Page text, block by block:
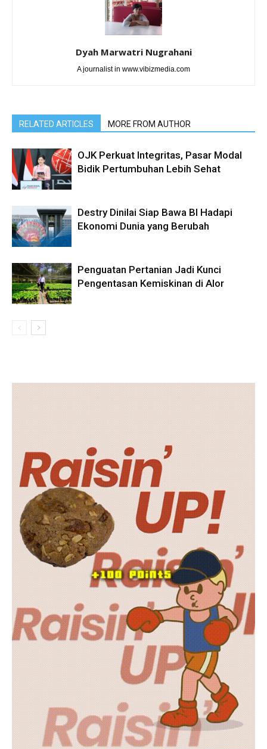
Dyah Marwatri Nugrahani
A journalist in www.vibizmedia.com
RELATED ARTICLES MORE FROM AUTHOR
OJK Perkuat Integritas, Pasar Modal
Bidik Pertumbuhan Lebih Sehat
Destry Dinilai Siap Bawa BI Hadapi
Ekonomi Dunia yang Berubah
Penguatan Pertanian Jadi Kunci
Pengentasan Kemiskinan di Alor